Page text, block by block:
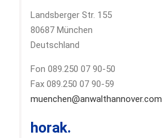
Landsberger Str. 155
80687 München
Deutschland
Fon 089.250 07 90-50
Fax 089.250 07 90-59
muenchen@anwalthannover.com
horak.